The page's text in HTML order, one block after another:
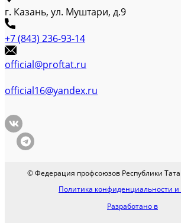
г. Казань, ул. Муштари, д.9
+7 (843) 236-93-14
official@proftat.ru
official16@yandex.ru
© Федерация профсоюзов Республики
Политика конфиденциальности и
Разработано в